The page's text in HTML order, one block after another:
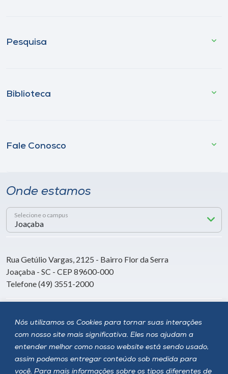
Nós utilizamos os Cookies para tornar suas interações
com nosso site mais significativa. Eles nos ajudam a
entender melhor como nosso website está sendo usado,
assim podemos entregar conteúdo sob medida para
você. Para mais informações sobre os tipos diferentes de
Pesquisa
Biblioteca
Fale Conosco
Onde estamos
Selecione o campus
Rua Getúlio Vargas, 2125 - Bairro Flor da Serra
Joaçaba - SC - CEP 89600-000
Telefone (49) 3551-2000
Siga a Unoesc